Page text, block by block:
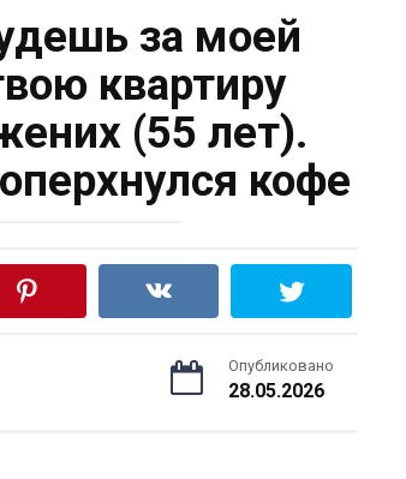
за моей
квартиру
(55 лет).
кофе
Опубликовано
28.05.2026